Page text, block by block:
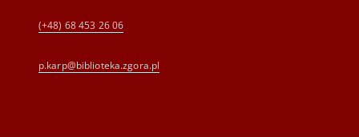
(+48) 68 453 26 06
p.karp@biblioteka.zgora.pl